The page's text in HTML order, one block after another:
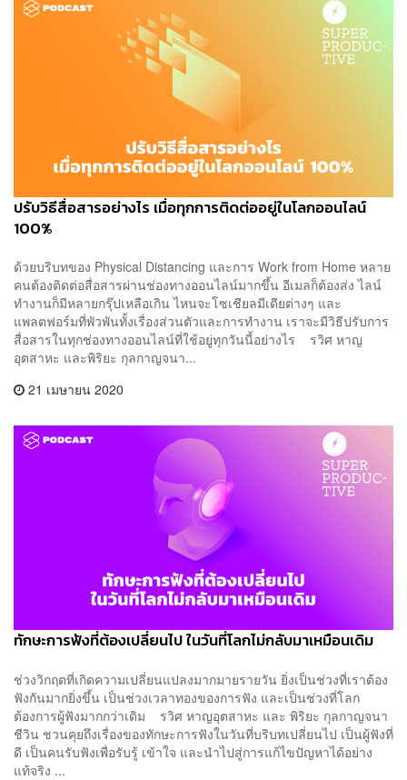
ปรับวิธีสื่อสารอย่างไร เมื่อทุกการติดต่ออยู่ในโลกออนไลน์
100%
ด้วยบริบทของ Physical Distancing และการ Work from Home หลาย
คนต้องติดต่อสื่อสารผ่านช่องทางออนไลน์มากขึ้น อีเมลก็ต้องส่ง ไลน์
ทำงานก็มีหลายกรุ๊ปเหลือเกิน ไหนจะโซเชียลมีเดียต่างๆ และ
แพลตฟอร์มที่พัวพันทั้งเรื่องส่วนตัวและการทำงาน เราจะมีวิธีปรับการ
สื่อสารในทุกช่องทางออนไลน์ที่ใช้อยู่ทุกวันนี้อย่างไร รวิศ หาญ
อุตสาหะ และพิริยะ กุลกาญจนา...
21 เมษายน 2020
ทักษะการฟังที่ต้องเปลี่ยนไป ในวันที่โลกไม่กลับมาเหมือนเดิม
ช่วงวิกฤตที่เกิดความเปลี่ยนแปลงมากมายรายวัน ยิ่งเป็นช่วงที่เราต้อง
ฟังกันมากยิ่งขึ้น เป็นช่วงเวลาทองของการฟัง และเป็นช่วงที่โลก
ต้องการผู้ฟังมากกว่าเดิม รวิศ หาญอุตสาหะ และ พิริยะ กุลกาญจนา
ชีวิน ชวนคุยถึงเรื่องของทักษะการฟังในวันที่บริบทเปลี่ยนไป เป็นผู้ฟังที่
ดี เป็นคนรับฟังเพื่อรับรู้ เข้าใจ และนำไปสู่การแก้ไขปัญหาได้อย่าง
แท้จริง ...